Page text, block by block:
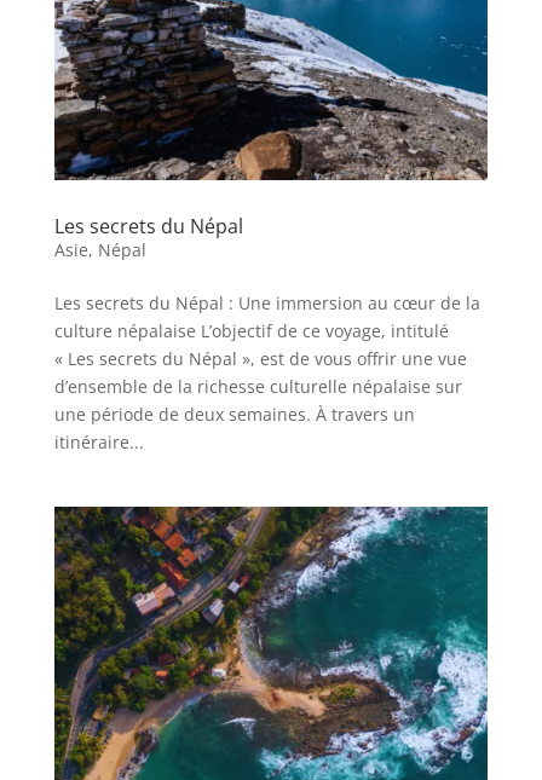
Les secrets du Népal
Asie, Népal
Les secrets du Népal : Une immersion au cœur de la
culture népalaise L’objectif de ce voyage, intitulé
« Les secrets du Népal », est de vous offrir une vue
d’ensemble de la richesse culturelle népalaise sur
une période de deux semaines. À travers un
itinéraire...